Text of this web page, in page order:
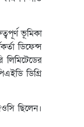
ভূমিকা
ডিফেন্স
লিমিটেডের
ডিগ্রি
ছিলেন।